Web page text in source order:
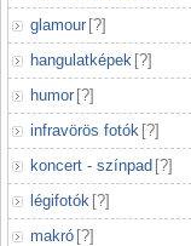
glamour [?]
hangulatképek [?]
humor [?]
infravörös fotók [?]
koncert - színpad [?]
légifotók [?]
makró [?]